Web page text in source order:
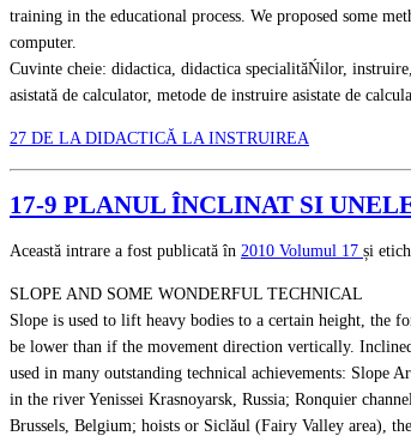
training in the educational process. We proposed some
computer.
Cuvinte cheie: didactica, didactica specialităŃilor,
asistată de calculator, metode de instruire asistate de
27 DE LA DIDACTICĂ LA INSTRUIREA
17-9 PLANUL ÎNCLINAT SI
Această intrare a fost publicată în 2010 Volumul 17 și
SLOPE AND SOME WONDERFUL TECHNICAL
Slope is used to lift heavy bodies to a certain height, the
be lower than if the movement direction vertically.
used in many outstanding technical achievements: Slope
in the river Yenissei Krasnoyarsk, Russia; Ronquier
Brussels, Belgium; hoists or Siclăul (Fairy Valley area),